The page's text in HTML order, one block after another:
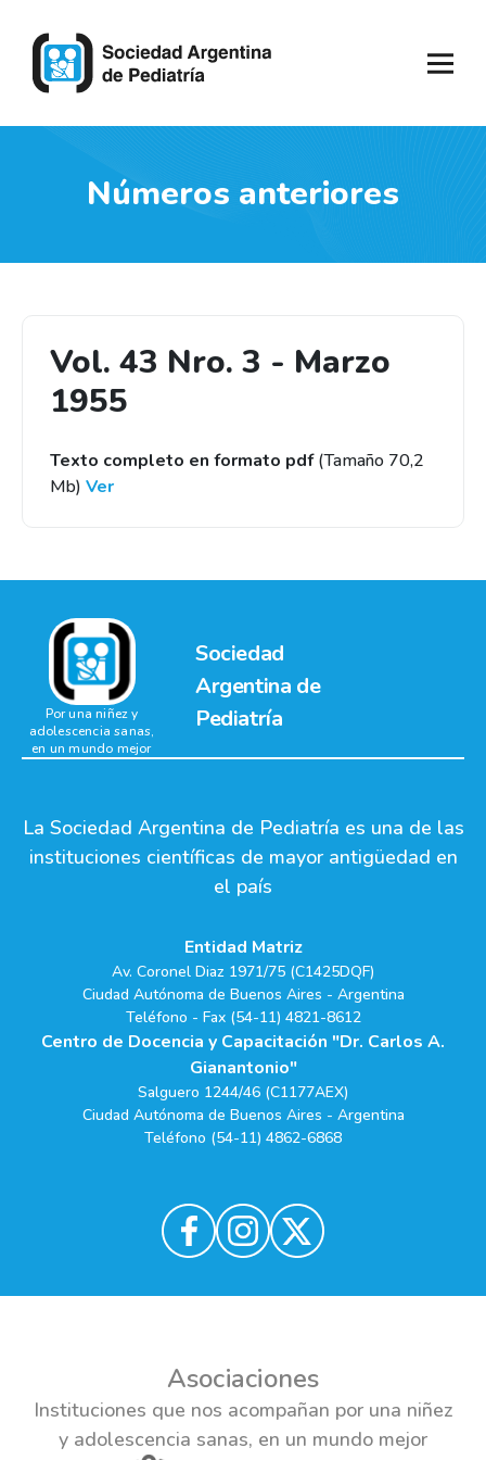
Números anteriores
Vol. 43 Nro. 3 - Marzo
1955
Texto completo en formato pdf(Tamaño 70,2
Mb) Ver
Sociedad
Argentina de
Pediatría
Por una niñez y
adolescencia sanas,
en un mundo mejor
La Sociedad Argentina de Pediatría es una de las
instituciones científicas de mayor antigüedad en
el país
Entidad Matriz
Av. Coronel Diaz 1971/75 (C1425DQF)
Ciudad Autónoma de Buenos Aires - Argentina
Teléfono - Fax (54-11) 4821-8612
Centro de Docencia y Capacitación "Dr. Carlos A.
Gianantonio"
Salguero 1244/46 (C1177AEX)
Ciudad Autónoma de Buenos Aires - Argentina
Teléfono (54-11) 4862-6868
Asociaciones
Instituciones que nos acompañan por una niñez
y adolescencia sanas, en un mundo mejor